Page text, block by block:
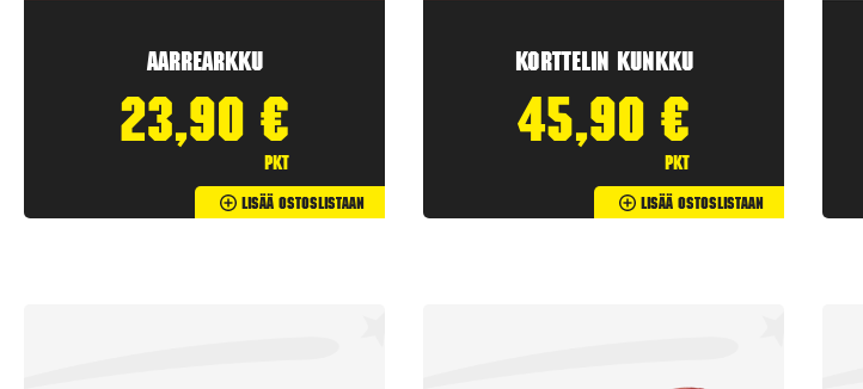
Aarrearkku
23,90 €
pkt
Lisää Ostoslistaan
Korttelin kunkku
45,90 €
pkt
Lisää Ostoslistaan